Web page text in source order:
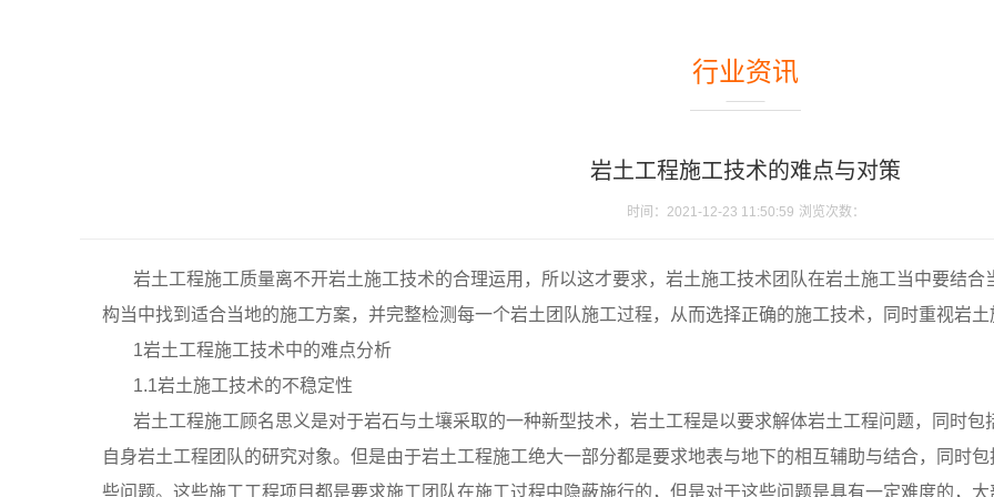
行业资讯
岩土工程施工技术的难点与对策
时间：2021-12-23 11:50:59 浏览次数：
岩土工程施工质量离不开岩土施工技术的合理运用，所以这才要求，岩土施工技术团队在岩土施工当中要结
构当中找到适合当地的施工方案，并完整检测每一个岩土团队施工过程，从而选择正确的施工技术，同时重视岩
1岩土工程施工技术中的难点分析
1.1岩土施工技术的不稳定性
岩土工程施工顾名思义是对于岩石与土壤采取的一种新型技术，岩土工程是以要求解体岩土工程问题，同时
自身岩土工程团队的研究对象。但是由于岩土工程施工绝大一部分都是要求地表与地下的相互辅助与结合，同时
些问题。这些施工工程项目都是要求施工团队在施工过程中隐蔽施行的，但是对于这些问题是具有一定难度的，